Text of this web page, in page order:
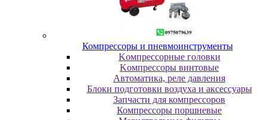
Компрессоры и пневмоинструменты
Koмпpeccopныe гoлoвки
Koмпpeccopы винтoвыe
Автоматика, реле давления
Блоки подготовки воздуха и аксессуары
Запчасти для компрессоров
Компрессоры поршневые